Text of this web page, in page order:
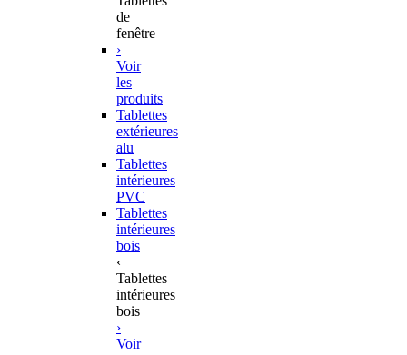
de
fenêtre
›
Voir
les
produits
Tablettes
extérieures
alu
Tablettes
intérieures
PVC
Tablettes
intérieures
bois
‹
Tablettes
intérieures
bois
›
Voir